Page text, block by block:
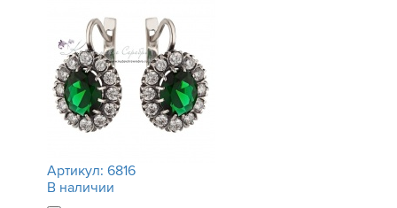
Артикул: 6816
В наличии